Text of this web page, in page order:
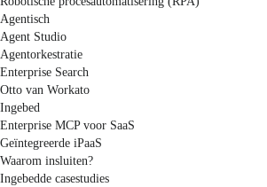
Agentisch
Agent Studio
Agentorkestratie
Enterprise Search
Otto van Workato
Ingebed
Enterprise MCP voor SaaS
Geïntegreerde iPaaS
Waarom insluiten?
Ingebedde casestudies